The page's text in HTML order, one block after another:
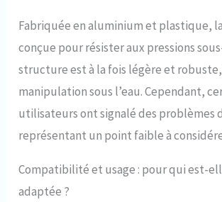
Fabriquée en aluminium et plastique,
conçue pour résister aux pressions
structure est à la fois légère et
manipulation sous l’eau. Cependant,
utilisateurs ont signalé des problèmes
représentant un point faible à
Compatibilité et usage : pour qui est-
adaptée ?